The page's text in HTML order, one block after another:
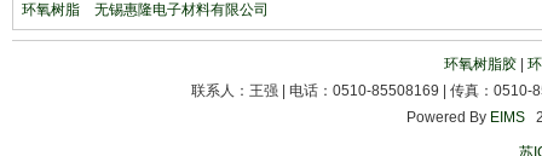
环氧树脂 无锡惠隆电子材料有限公司
环氧树脂胶
联系人：王强 | 电话：0510-85508169 | 传真：
Powered By EIMS
苏